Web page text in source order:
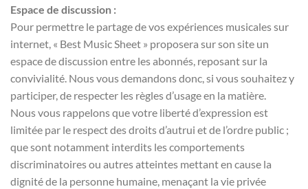
Espace de discussion :
Pour permettre le partage de vos expériences musicales sur
internet, « Best Music Sheet » proposera sur son site un
espace de discussion entre les abonnés, reposant sur la
convivialité. Nous vous demandons donc, si vous souhaitez y
participer, de respecter les règles d’usage en la matière.
Nous vous rappelons que votre liberté d’expression est
limitée par le respect des droits d’autrui et de l’ordre public ;
que sont notamment interdits les comportements
discriminatoires ou autres atteintes mettant en cause la
dignité de la personne humaine, menaçant la vie privée